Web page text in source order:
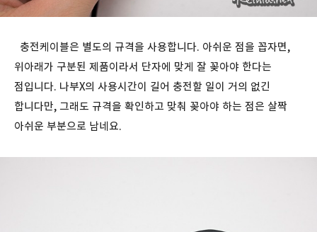
충전케이블은 별도의 규격을 사용합니다. 아쉬운 점을 꼽자면,
위아래가 구분된 제품이라서 단자에 맞게 잘 꽂아야 한다는
점입니다. 나부X의 사용시간이 길어 충전할 일이 거의 없긴
합니다만, 그래도 규격을 확인하고 맞춰 꽂아야 하는 점은 살짝
아쉬운 부분으로 남네요.